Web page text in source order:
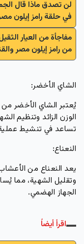
لن تصدق ماذا قال
في حلقة رامز إيلون
من رامز إيلون مصر
الشاي الأخضر:
يُعتبر الشاي الأخضر من
الوزن الزائد وتنظيم
تساعد في تنشيط
النعناع:
يعد النعناع من
وتقليل الشهية، مما
الجهاز الهضمي.
اقرأ أيضاً